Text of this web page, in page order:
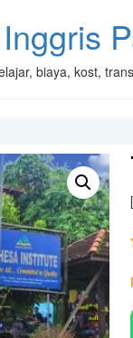
biaya, kost,